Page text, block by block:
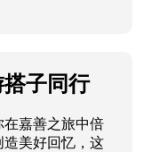
子同行
嘉善之旅中倍
美好回忆，这